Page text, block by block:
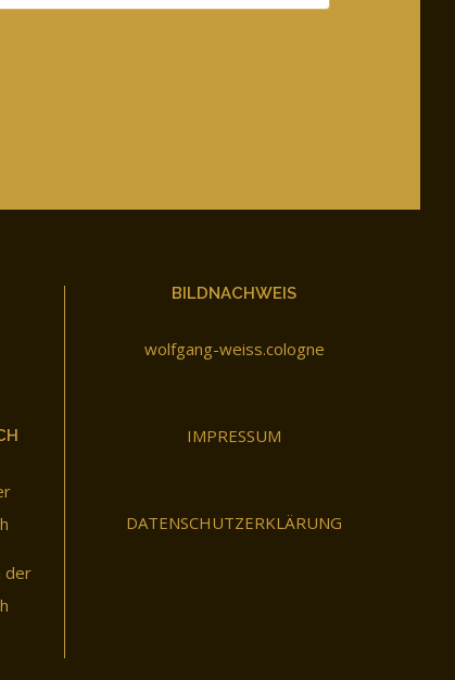
der
BILDNACHWEIS
wolfgang-weiss.cologne
IMPRESSUM
DATENSCHUTZERKLÄRUNG